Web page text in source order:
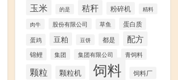
玉米 的是 秸秆 粉碎机
精料
肉牛
股份有限公司 草鱼 蛋白质
蛋鸡 豆粕 豆饼 都是 配方
锦鲤 集团 集团有限公司 青饲料
颗粒 颗粒机 饲料 饲料厂